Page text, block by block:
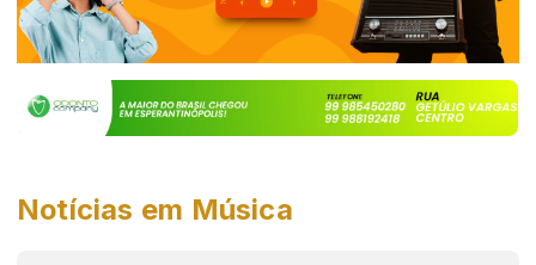
Notícias em Música